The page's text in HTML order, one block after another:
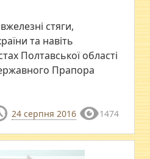
стяги,
та навіть
Полтавської області
Прапора
24 серпня 2016 1474